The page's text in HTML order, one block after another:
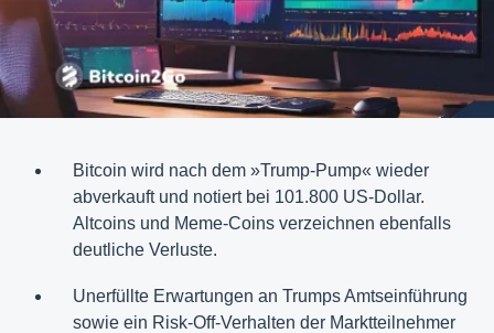
Bitcoin wird nach dem »Trump-Pump« wieder
abverkauft und notiert bei 101.800 US-Dollar.
Altcoins und Meme-Coins verzeichnen ebenfalls
deutliche Verluste.
Unerfüllte Erwartungen an Trumps Amtseinführung
sowie ein Risk-Off-Verhalten der Marktteilnehmer